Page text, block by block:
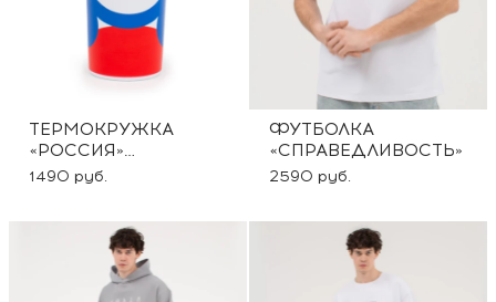
ТЕРМОКРУЖКА
«РОССИЯ»
-10% ПО
1490 руб.
ФУТБОЛКА
«СПРАВЕДЛИВОСТЬ»
2590 руб.